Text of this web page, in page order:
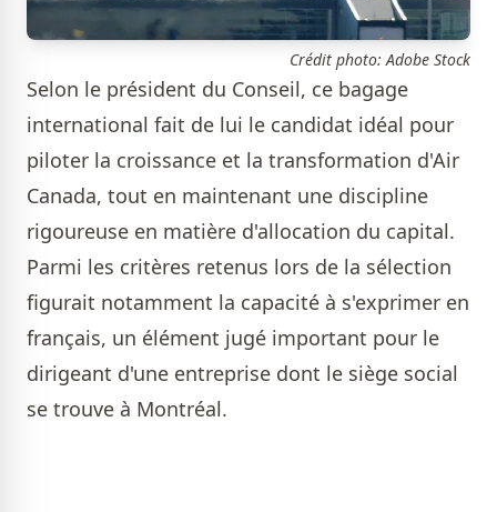
Crédit photo: Adobe Stock
Selon le président du Conseil, ce bagage
international fait de lui le candidat idéal pour
piloter la croissance et la transformation d'Air
Canada, tout en maintenant une discipline
rigoureuse en matière d'allocation du capital.
Parmi les critères retenus lors de la sélection
figurait notamment la capacité à s'exprimer en
français, un élément jugé important pour le
dirigeant d'une entreprise dont le siège social
se trouve à Montréal.